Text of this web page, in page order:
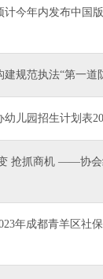
今年内发布中国
规范执法“第一道
儿园招生计划表
抢抓商机 ——协会
年成都青羊区社